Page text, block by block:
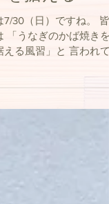
据える
30（日）ですね。 皆
うなぎのかば焼きを